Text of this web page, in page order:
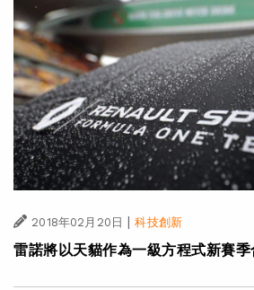
2018年02月20日 | 科技創新
雷諾將以天貓作為一級方程式新賽